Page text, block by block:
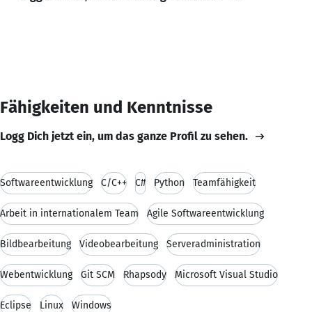
Fähigkeiten und Kenntnisse
Logg Dich jetzt ein, um das ganze Profil zu sehen.
Softwareentwicklung C/C++ C# Python Teamfähigkeit
Arbeit in internationalem Team Agile Softwareentwicklung
Bildbearbeitung Videobearbeitung Serveradministration
Webentwicklung Git SCM Rhapsody Microsoft Visual Studio
Eclipse Linux Windows